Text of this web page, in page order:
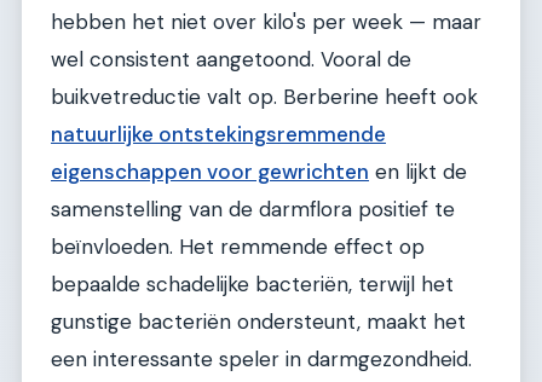
hebben het niet over kilo's per week — maar
wel consistent aangetoond. Vooral de
buikvetreductie valt op. Berberine heeft ook
natuurlijke ontstekingsremmende
eigenschappen voor gewrichten en lijkt de
samenstelling van de darmflora positief te
beïnvloeden. Het remmende effect op
bepaalde schadelijke bacteriën, terwijl het
gunstige bacteriën ondersteunt, maakt het
een interessante speler in darmgezondheid.